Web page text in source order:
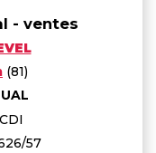
- ventes
(81)
57